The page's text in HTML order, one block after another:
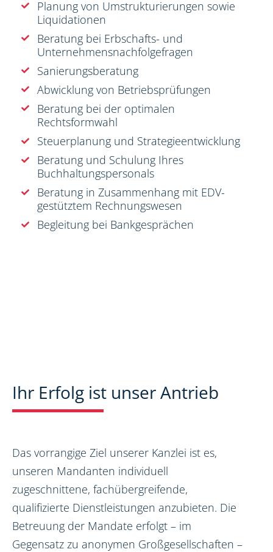
Planung von Umstrukturierungen sowie
Liquidationen
Beratung bei Erbschafts- und
Unternehmensnachfolgefragen
Sanierungsberatung
Abwicklung von Betriebsprüfungen
Beratung bei der optimalen
Rechtsformwahl
Steuerplanung und Strategieentwicklung
Beratung und Schulung Ihres
Buchhaltungspersonals
Beratung in Zusammenhang mit EDV-
gestütztem Rechnungswesen
Begleitung bei Bankgesprächen
Ihr Erfolg ist unser Antrieb
Das vorrangige Ziel unserer Kanzlei ist es,
unseren Mandanten individuell
zugeschnittene, fachübergreifende,
qualifizierte Dienstleistungen anzubieten. Die
Betreuung der Mandate erfolgt – im
Gegensatz zu anonymen Großgesellschaften –